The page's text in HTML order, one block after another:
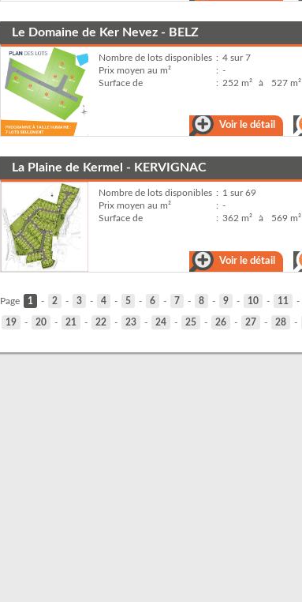
Le Domaine de Ker Nevez - BELZ
Nombre de lots disponibles : 4 sur 7
Prix moyen au m²
: -
Surface de
: 252 m² à 527 m²
Voir le détail
La Plaine de Kermel - KERVIGNAC
Nombre de lots disponibles : 1 sur 69
Prix moyen au m²
: -
Surface de
: 362 m² à 569 m²
Voir le détail
Page 1 - 2 - 3 - 4 - 5 - 6 - 7 - 8 - 9 - 10 - 11 -
19 - 20 - 21 - 22 - 23 - 24 - 25 - 26 - 27 - 28 -